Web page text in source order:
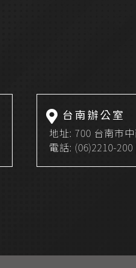
台南辦公室
地址:700 台南市
電話: (06)2210-200